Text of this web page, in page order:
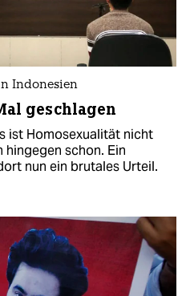
Indonesien
geschlagen
ist Homosexualität nicht
hingegen schon. Ein
nun ein brutales Urteil.